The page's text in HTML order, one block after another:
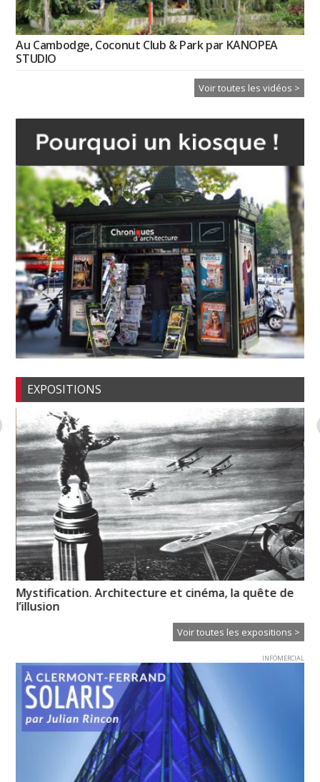
Au Cambodge, Coconut Club & Park par KANOPEA
STUDIO
Voir toutes les vidéos >
EXPOSITIONS
Mystification. Architecture et cinéma, la quête de
l’illusion
Voir toutes les expositions >
INFOMERCIAL